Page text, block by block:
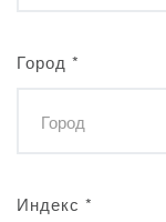
Город *
Индекс *